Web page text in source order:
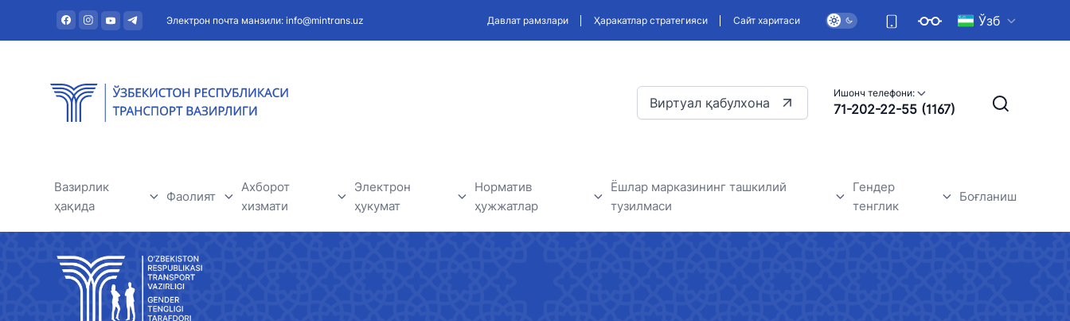
Электрон почта манзили: info@mintrans.uz Давлат рамзлари Ҳаракатлар стратегияси Сайт харитаси Ўзб
Виртуал қабулхона
Ишонч телефони:
71-202-22-55 (1167)
Вазирлик
ҳақида
Вазирлик ҳақида
Раҳбарият
Фаолият
Дарё транспорти
Темир йўл транспорти
Ахборот
хизмати
Электрон
ҳукумат
Норматив
ҳужжатлар
Ёшлар марказининг ташкилий
тузилмаси
Гендер
тенглик
Боғланиш